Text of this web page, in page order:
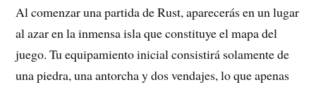
Al comenzar una partida de Rust, aparecerás en un lugar
al azar en la inmensa isla que constituye el mapa del
juego. Tu equipamiento inicial consistirá solamente de
una piedra, una antorcha y dos vendajes, lo que apenas